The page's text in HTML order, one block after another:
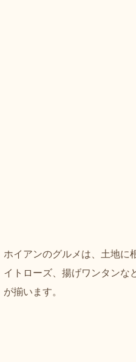
ホイアンのグルメは、土地に
イトローズ、揚げワンタンな
が揃います。